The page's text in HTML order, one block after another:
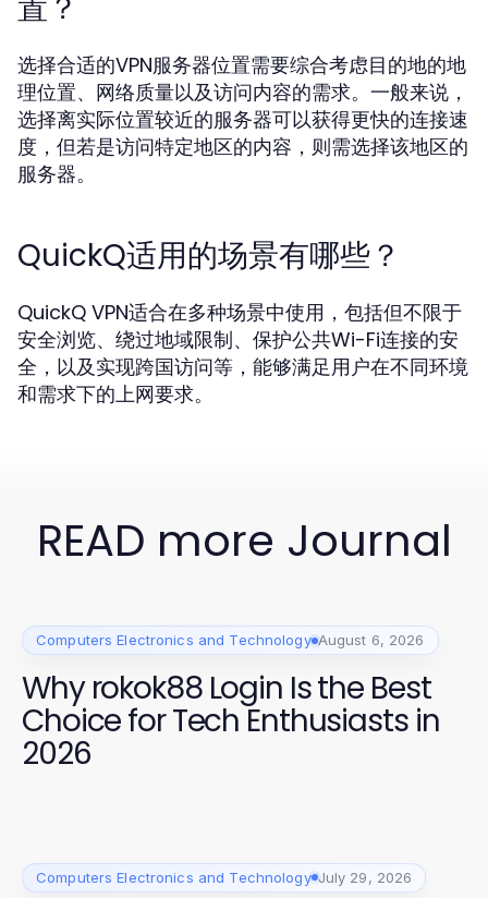
选择合适的VPN服务器位置需要综合考虑目的地的地
理位置、网络质量以及访问内容的需求。一般来说，
选择离实际位置较近的服务器可以获得更快的连接速
度，但若是访问特定地区的内容，则需选择该地区的
服务器。
QuickQ适用的场景有哪些？
QuickQ VPN适合在多种场景中使用，包括但不限于
安全浏览、绕过地域限制、保护公共Wi-Fi连接的安
全，以及实现跨国访问等，能够满足用户在不同环境
和需求下的上网要求。
READ more Journal
Computers Electronics and Technology August 6, 2026
Why rokok88 Login Is the Best
Choice for Tech Enthusiasts in
2026
Computers Electronics and Technology July 29, 2026